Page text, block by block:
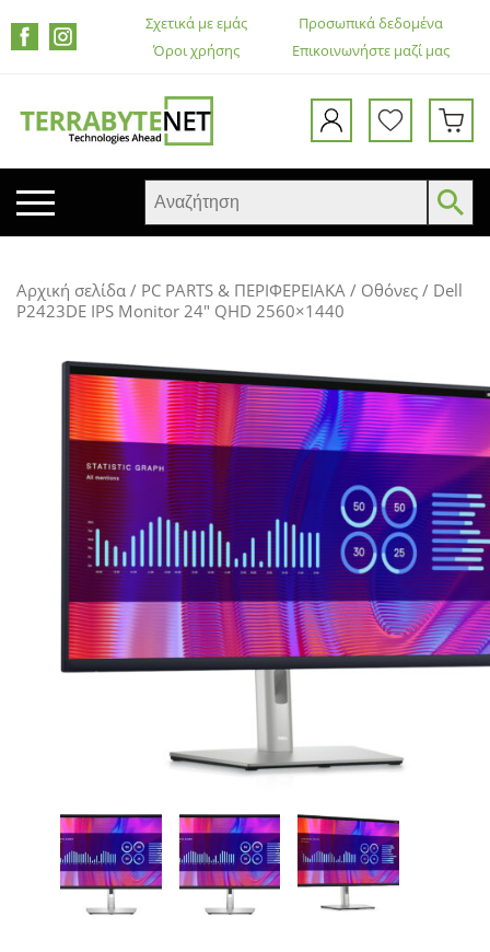
Σχετικά με εμάς
Επικοινωνήστε μαζί μας
Προσωπικά δεδομένα
Όροι χρήσης
TABLETS
ΟΘΌΝΕΣ
ΕΚΤΥΠΩΤΈΣ – ΠΟΛΥΜΗΧΑΝΉΜΑΤΑ
WEB CAMERA
ΚΟΥΤΙΆ ΥΠΟΛΟΓΙΣΤΏΝ
CASE FANS
LIQUID COOLERS
CPU COOLERS
ΕΙΚΟΝΑ-ΗΧΟΣ
ACCESSORIES
ΠΡΟΣΩΠΙΚΗ ΦΡΟΝΤΙΔΑ
Αρχική σελίδα / PC PARTS & ΠΕΡΙΦΕΡΕΙΑΚΑ / Οθόνες / Dell
P2423DE IPS Monitor 24″ QHD 2560×1440